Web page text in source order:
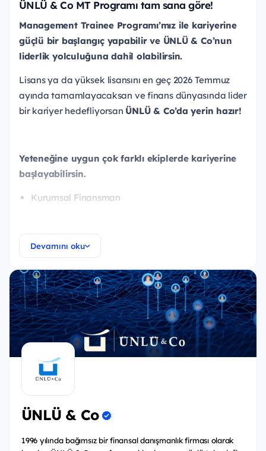
ÜNLÜ & Co MT Programı tam sana göre!
Management Trainee Programı’mız ile kariyerine
güçlü bir başlangıç yapabilir ve ÜNLÜ & Co’nun
liderlik yolculuğuna dahil olabilirsin.
Lisans ya da yüksek lisansını en geç 2026 Temmuz
ayında tamamlayacaksan ve finans dünyasında lider
bir kariyer hedefliyorsan ÜNLÜ & Co’da yerin hazır!
Yeteneğine uygun çok farklı ekiplerde kariyerine
başlayabilirsin.
Kurumsal Finansman
Kurumsal Satış
Araştırma
Hazine
Alternatif Yatırımlar ve Portföy Yönetimi
Tahsili Gecikmiş Alacaklar (NPL) Yönetimi
Dijital Kanallar ve İş Geliştirme
Denetim, Risk ve Uyum
Kurumsal İletişim ve Dijital Pazarlama
ÜNLÜ & Co’da seni gelişim odaklı bir yolculuk
bekliyor.
Sana özel tasarlanmış yetkinliklerini ve teknik
Devamını oku
ÜNLÜ & Co
1996 yılında bağımsız bir finansal danışmanlık firması olarak